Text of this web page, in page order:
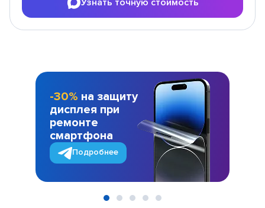
-30% на защиту
дисплея при
ремонте
смартфона
Подробнее